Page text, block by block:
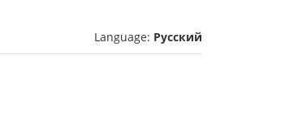
Language: Русский